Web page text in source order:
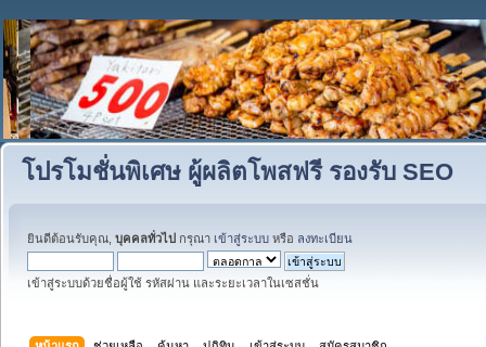
โปรโมชั่นพิเศษ ผู้ผลิตโพสฟรี รองรับ SEO
ยินดีต้อนรับคุณ, บุคคลทั่วไป กรุณา เข้าสู่ระบบ หรือ ลงทะเบียน
เข้าสู่ระบบด้วยชื่อผู้ใช้ รหัสผ่าน และระยะเวลาในเซสชั่น